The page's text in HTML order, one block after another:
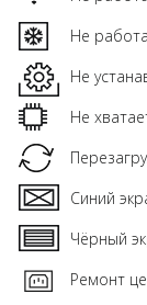
Не
Не
Не
Синий
Чёрный
Ремонт